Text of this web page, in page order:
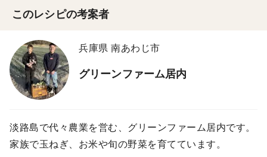
このレシピの考案者
兵庫県 南あわじ市
グリーンファーム居内
淡路島で代々農業を営む、グリーンファーム居内です。
家族で玉ねぎ、お米や旬の野菜を育てています。